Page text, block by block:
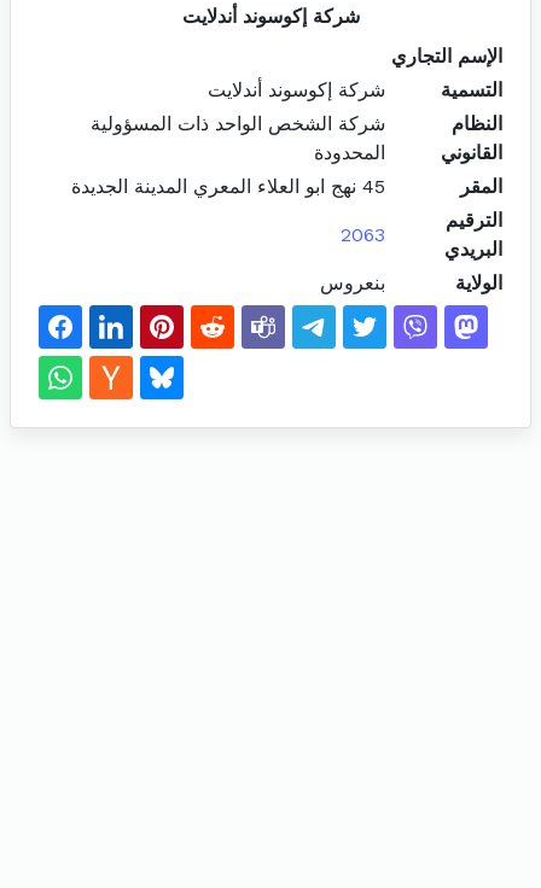
شركة إكوسوند أندلايت
الإسم التجاري
التسمية
شركة إكوسوند أندلايت
النظام
القانوني
شركة الشخص الواحد ذات المسؤولية
المحدودة
المقر
45 نهج ابو العلاء المعري المدينة الجديدة
الترقيم
البريدي
2063
الولاية بنعروس